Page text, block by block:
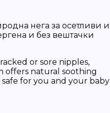
нега за осетливи и
и без вештачки
or sore nipples,
offers natural soothing
for you and your baby